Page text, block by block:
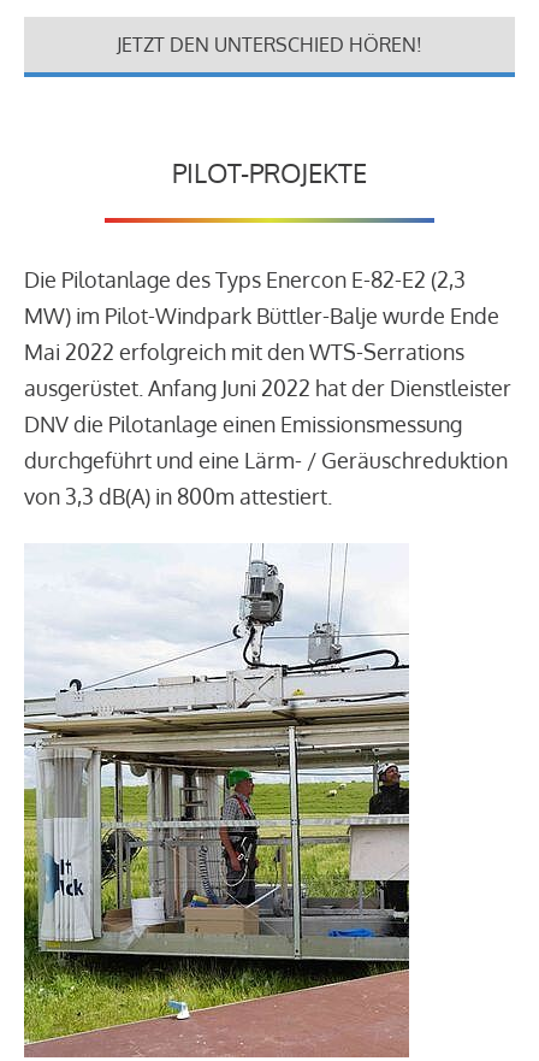
JETZT DEN UNTERSCHIED HÖREN!
PILOT-PROJEKTE
Die Pilotanlage des Typs Enercon E-82-E2 (2,3
MW) im Pilot-Windpark Büttler-Balje wurde Ende
Mai 2022 erfolgreich mit den WTS-Serrations
ausgerüstet. Anfang Juni 2022 hat der Dienstleister
DNV die Pilotanlage einen Emissionsmessung
durchgeführt und eine Lärm- / Geräuschreduktion
von 3,3 dB(A) in 800m attestiert.